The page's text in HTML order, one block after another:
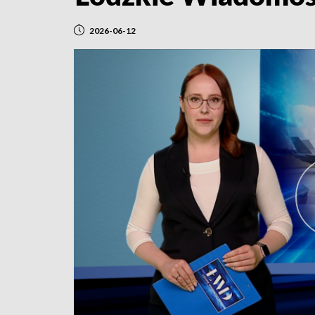
2026-06-12